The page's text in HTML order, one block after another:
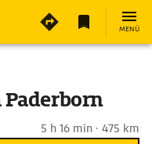
MENÜ
5 h 16 min · 475 km